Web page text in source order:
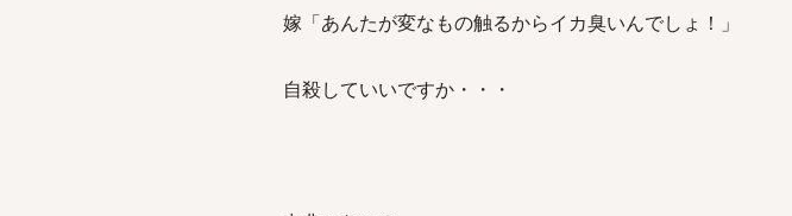
嫁「あんたが変なもの触るからイカ臭いんでしょ！」
自殺していいですか・・・